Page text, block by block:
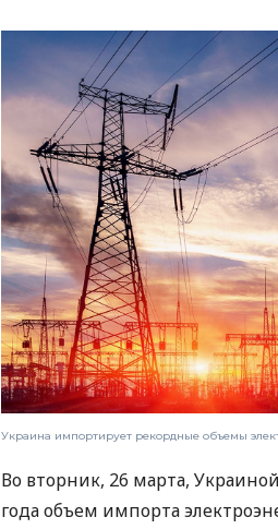
Украина импортирует рекордные объемы
Во вторник, 26 марта,
года объем импорта